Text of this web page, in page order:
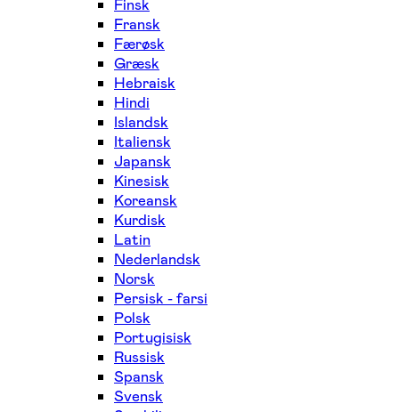
Finsk
Fransk
Færøsk
Græsk
Hebraisk
Hindi
Islandsk
Italiensk
Japansk
Kinesisk
Koreansk
Kurdisk
Latin
Nederlandsk
Norsk
Persisk - farsi
Polsk
Portugisisk
Russisk
Spansk
Svensk